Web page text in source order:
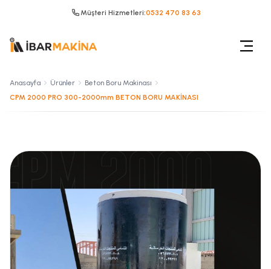
Müşteri Hizmetleri:0532 470 83 63
Anasayfa Ürünler
Beton Boru Makinası
CPM 2000 PRO 300-2000mm BETON BORU MAKİNASI